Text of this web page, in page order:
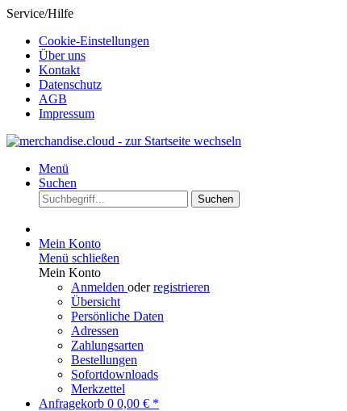
Service/Hilfe
Cookie-Einstellungen
Über uns
Kontakt
Datenschutz
AGB
Impressum
Menü
Suchen
Suchen
Mein Konto
Menü schließen
Mein Konto
Anmelden oderregistrieren
Übersicht
Persönliche Daten
Adressen
Zahlungsarten
Bestellungen
Sofortdownloads
Merkzettel
Anfragekorb 0 0,00 € *